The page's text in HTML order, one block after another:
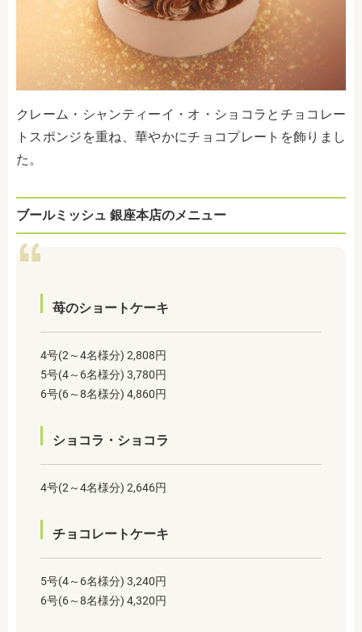
クレーム・シャンティーイ・オ・ショコラとチョコレー
トスポンジを重ね、華やかにチョコプレートを飾りまし
た。
ブールミッシュ 銀座本店のメニュー
苺のショートケーキ
4号(2～4名様分) 2,808円
5号(4～6名様分) 3,780円
6号(6～8名様分) 4,860円
ショコラ・ショコラ
4号(2～4名様分) 2,646円
チョコレートケーキ
5号(4～6名様分) 3,240円
6号(6～8名様分) 4,320円